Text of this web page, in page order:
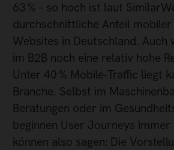
63 % – so hoch ist laut
durchschnittliche Anteil
Websites in Deutschland. Auch
im B2B noch eine relativ hohe
Unter 40 % Mobile-Traffic liegt
Branche. Selbst im
Beratungen oder im
beginnen User Journeys
können also sagen: Die